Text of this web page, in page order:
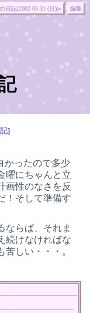
日記(2002-03-31 (日))» 編集
]
かったので多少
曜にちゃんと立
画性のなさを反
！そして準備す
ならば、それま
続けなければな
しい・・・。